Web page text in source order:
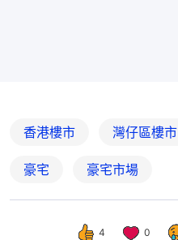
香港樓市 灣仔區樓市
豪宅 豪宅市場
4 0